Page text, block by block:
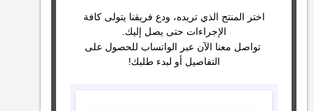
اختر المنتج الذي تريده، ودع فريقنا يتولى كافة
الإجراءات حتى يصل إليك.
تواصل معنا الآن عبر الواتساب للحصول على
التفاصيل أو لبدء طلبك!